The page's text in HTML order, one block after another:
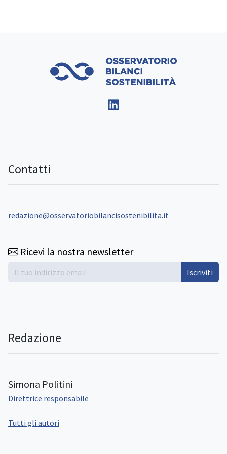
Contatti
redazione@osservatoriobilancisostenibilita.it
Ricevi la nostra newsletter
Iscriviti
Redazione
Simona Politini
Direttrice responsabile
Tutti gli autori